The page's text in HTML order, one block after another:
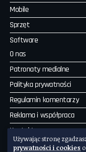
Używając stronę
prywatności i cookies
Mobile
Sprzęt
Software
O nas
Patronaty medialne
Polityka prywatności
Regulamin komentarzy
Reklama i współpraca
Kontakt
Copyright by IINTE.